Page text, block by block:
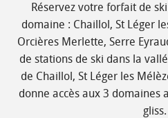
Réservez votre forfait de
domaine : Chaillol, St Léger
Orcières Merlette, Serre
de stations de ski dans la
de Chaillol, St Léger les
donne accès aux 3 domaines
gliss.